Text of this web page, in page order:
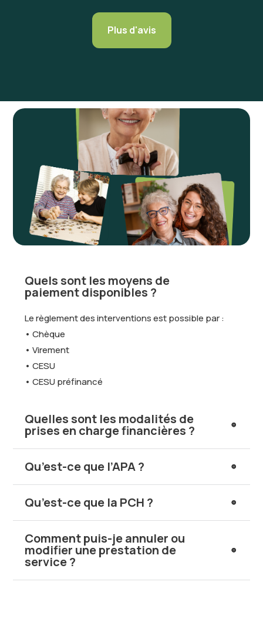
Plus d'avis
Quels sont les moyens de
paiement disponibles ?
Le règlement des interventions est possible par :
• Chèque
• Virement
• CESU
• CESU préfinancé
Quelles sont les modalités de
prises en charge financières ?
Qu’est-ce que l’APA ?
Qu’est-ce que la PCH ?
Comment puis-je annuler ou
modifier une prestation de
service ?